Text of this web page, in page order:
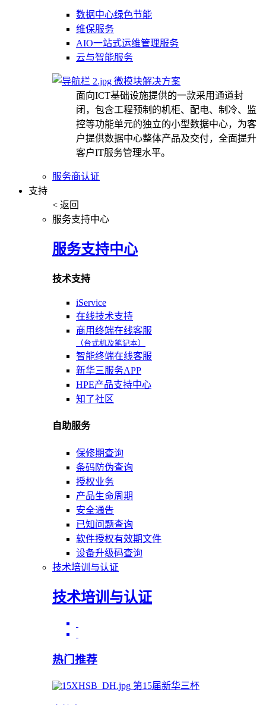
数据中心绿色节能
维保服务
AIO一站式运维管理服务
云与智能服务
微模块解决方案
面向ICT基础设施提供的一款采用通道封
闭，包含工程预制的机柜、配电、制冷、监
控等功能单元的独立的小型数据中心，为客
户提供数据中心整体产品及交付，全面提升
客户IT服务管理水平。
服务商认证
支持
< 返回
服务支持中心
服务支持中心
技术支持
iService
在线技术支持
商用终端在线客服
（台式机及笔记本）
智能终端在线客服
新华三服务APP
HPE产品支持中心
知了社区
自助服务
保修期查询
条码防伪查询
授权业务
产品生命周期
安全通告
已知问题查询
软件授权有效期文件
设备升级码查询
技术培训与认证
技术培训与认证
热门推荐
第15届新华三杯